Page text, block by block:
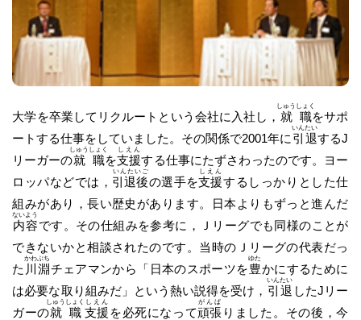
大学を卒業してリクルートという会社に入社し， 就職
しゅうしょく
をサポ
ートする仕事をしていました。その関係で2001年に 引退
いんたい
するJ
リーガーの就職
しゅうしょく
を支援
しえん
する仕事にたずさわったのです。ヨー
ロッパなどでは， 引退後
いんたいご
の選手を支援
しえん
するしっかりとした仕
組みがあり，長い歴史があります。日本よりもずっと進んだ
内容
ないよう
です。その仕組みを参考に，Ｊリーグでも同様のことが
できないかと相談されたのです。当時のＪリーグの代表だっ
た 川淵
かわぶち
チェアマンから「日本のスポーツを豊
ゆた
かにするために
は必要な取り組みだ」という熱い説得を受け， 引退
いんたい
したJリー
ガーの就職
しゅうしょく
支援
しえん
を必死になって頑張
がんば
りました。その後，今